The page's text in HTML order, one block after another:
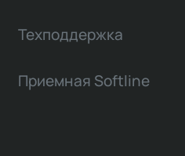
Техподдержка
Приемная Softline